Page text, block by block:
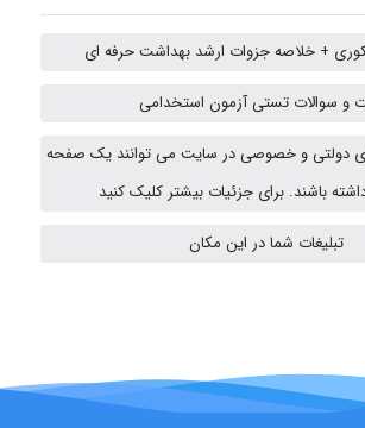
aghajari vahid
USER124
و سوالات تستی آزمون استخدامی
دولتی و خصوصی در سایت می توانند یک صفحه
باشند. برای جزئیات بیشتر کلیک کنید
تبلیغات شما در این مکان